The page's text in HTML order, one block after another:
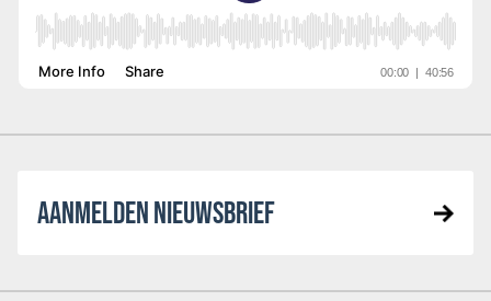
AANMELDEN NIEUWSBRIEF